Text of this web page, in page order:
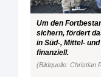
Um den
sichern, fördert
in Süd-, Mittel-
finanziell.
(Bildquelle: Christian